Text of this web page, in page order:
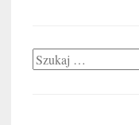
Szukaj: